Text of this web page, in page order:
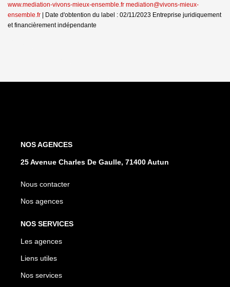
www.mediation-vivons-mieux-ensemble.fr mediation@vivons-mieux-
ensemble.fr | Date d'obtention du label : 02/11/2023 Entreprise juridiquement
et financièrement indépendante
NOS AGENCES
25 Avenue Charles De Gaulle, 71400 Autun
Nous contacter
Nos agences
NOS SERVICES
Les agences
Liens utiles
Nos services